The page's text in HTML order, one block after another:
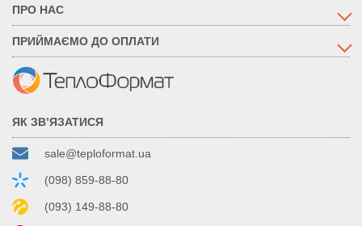
ПРО НАС
ПРИЙМАЄМО ДО ОПЛАТИ
ЯК ЗВ’ЯЗАТИСЯ
sale@teploformat.ua
(098) 859-88-80
(093) 149-88-80